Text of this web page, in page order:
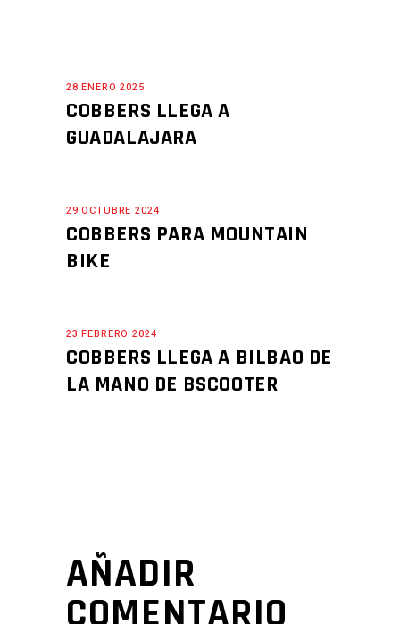
28 ENERO 2025
COBBERS LLEGA A
GUADALAJARA
29 OCTUBRE 2024
COBBERS PARA MOUNTAIN
BIKE
23 FEBRERO 2024
COBBERS LLEGA A BILBAO DE
LA MANO DE BSCOOTER
AÑADIR